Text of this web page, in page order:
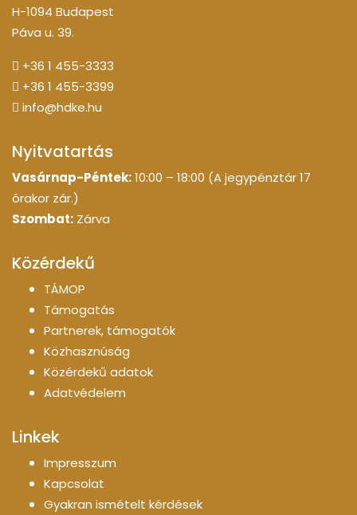
H-1094 Budapest
Páva u. 39.
+36 1 455-3333
+36 1 455-3399
info@hdke.hu
Nyitvatartás
Vasárnap-Péntek:10:00 – 18:00 (A jegypénztár 17
órakor zár.)
Szombat: Zárva
Közérdekű
TÁMOP
Támogatás
Partnerek, támogatók
Közhasznúság
Közérdekű adatok
Adatvédelem
Linkek
Impresszum
Kapcsolat
Gyakran ismételt kérdések